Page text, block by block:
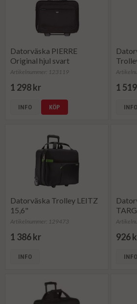
Datorväska PIERRE
Original hjul svart
Artikelnummer: 123119
1 298 kr
INFO KÖP
1
INFO
Datorväska Trolley LEITZ
15,6"
Artikelnummer: 129473
1 386 kr
INFO
926
INFO